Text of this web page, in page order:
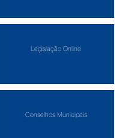
Legislação Online
Conselhos Municipais